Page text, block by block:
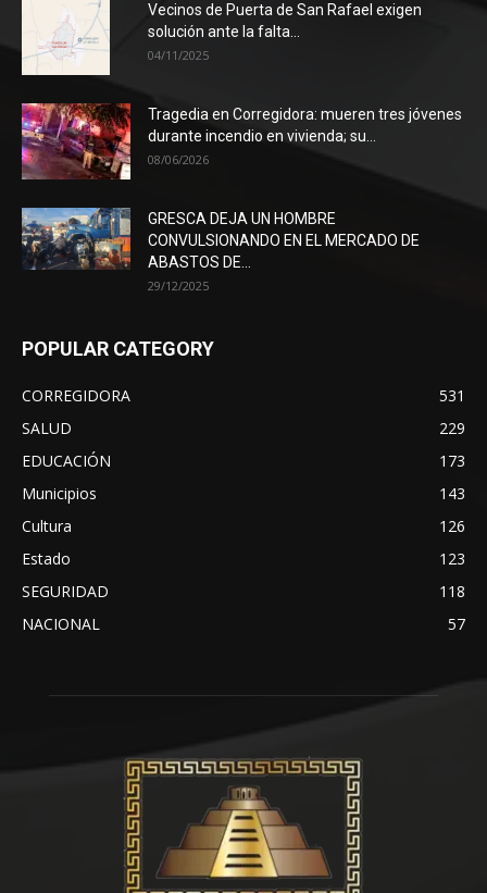
Vecinos de Puerta de San Rafael exigen
solución ante la falta...
04/11/2025
Tragedia en Corregidora: mueren tres jóvenes
durante incendio en vivienda; su...
08/06/2026
GRESCA DEJA UN HOMBRE
CONVULSIONANDO EN EL MERCADO DE
ABASTOS DE...
29/12/2025
POPULAR CATEGORY
CORREGIDORA
531
SALUD
229
EDUCACIÓN
173
Municipios
143
Cultura
126
Estado
123
SEGURIDAD
118
NACIONAL
57